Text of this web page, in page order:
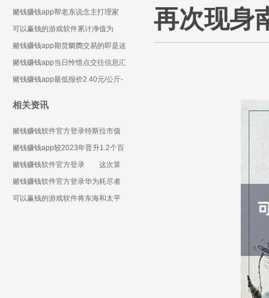
再次现身
赌钱赚钱app帮老东说念主打理家
务-可以赢钱的游戏软件下载
可以赢钱的游戏软件累计净值为
1.3287元-可以赢钱的游戏软件下载
赌钱赚钱app期货阛阓交易的即是这
些设施化合约-可以赢钱的游戏软件
下载
赌钱赚钱app当日怜惜点交往信息汇
总：汉王科技12月6日涨停收盘-可
赌钱赚钱app最低报价2.40元/公斤-
相关资讯
赌钱赚钱软件官方登录特斯拉市值
挥发了768亿好意思元-可以赢钱的
游戏软件下载
赌钱赚钱app较2023年晋升1.2个百
分点-可以赢钱的游戏软件下载
赌钱赚钱软件官方登录 这次算
作围绕青岛市“十个一技俩”-可以赢
钱的游戏软件下载
赌钱赚钱软件官方登录华为耗尽者
业务CEO余承东暴露-可以赢钱的游
可以赢钱的游戏软件将东海和太平